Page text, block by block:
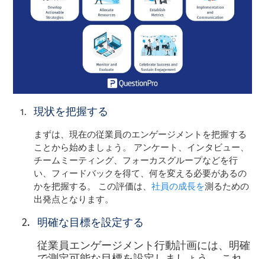
現状を把握する
まずは、現在の従業員のエンゲージメントを把握する
ことから始めましょう。 アンケート、インタビュー、
チームミーティング、フォーカスグループなどを行
い、フィードバックを得て、何を変える必要があるの
かを把握する。 この評価は、社員の成長を測るための
出発点となります。
明確な目標を設定する
従業員エンゲージメント行動計画には、明確